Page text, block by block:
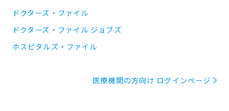
ドクターズ・ファイル
ドクターズ・ファイル ジョブズ
ホスピタルズ・ファイル
医療機関の方向け ログインページ